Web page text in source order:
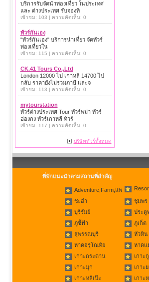
บริการรับจัดนำท่องเที่ยว ในประเทศ
และ ต่างประเทศ รับจองที่
เข้าชม: 103 | ความคิดเห็น: 0
ทัวร์กันเอง
"ทัวร์กันเอง" บริการนำเที่ยว จัดทัวร์
ท่องเที่ยวใน
เข้าชม: 115 | ความคิดเห็น: 0
CK.41 Tours Co.,Ltd
London 12000 ไป เกาหลี 14700 ไป
กลับ ราคายังไม่รวมภาษี และจ
เข้าชม: 113 | ความคิดเห็น: 0
mytourstation
ทัวร์ต่างประเทศ Tour ทัวร์พม่า ทัวร์
ฮ่องกง ทัวร์เกาหลี ทัวร์
เข้าชม: 117 | ความคิดเห็น: 0
บริษัททัวร์ทั้งหมด
ที่พักแนะนำตามสถานที่สำคัญ
Adventure,Farm,แพ
ชะอำ
ชุมพร
บุรีรัมย์
ประตู
ภูชี้ฟ้า
ภูเก็ต
สุพรรณบุรี
หัวหิน
หาดอรุโณทัย
หาดแ
เกาะกระดาน
เกาะ
เกาะมุก
เกาะ
เกาะหลีเป๊ะ
เกาะ